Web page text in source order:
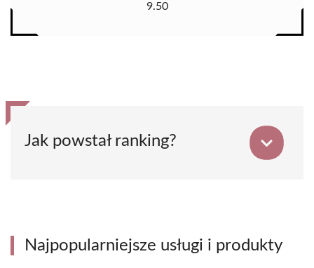
9.50
Jak powstał ranking?
Najpopularniejsze usługi i produkty